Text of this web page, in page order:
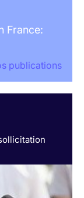
France:
publications